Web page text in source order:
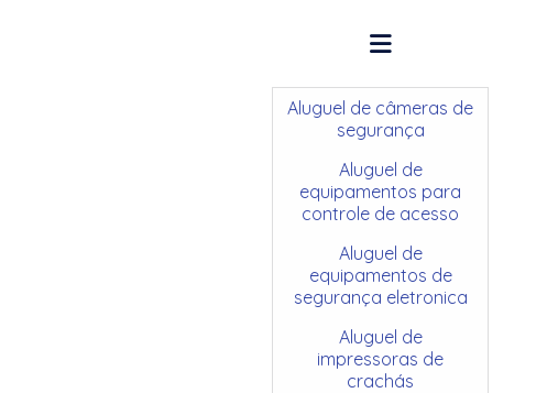
Aluguel de câmeras de
segurança
Aluguel de
equipamentos para
controle de acesso
Aluguel de
equipamentos de
segurança eletronica
Aluguel de
impressoras de
crachás